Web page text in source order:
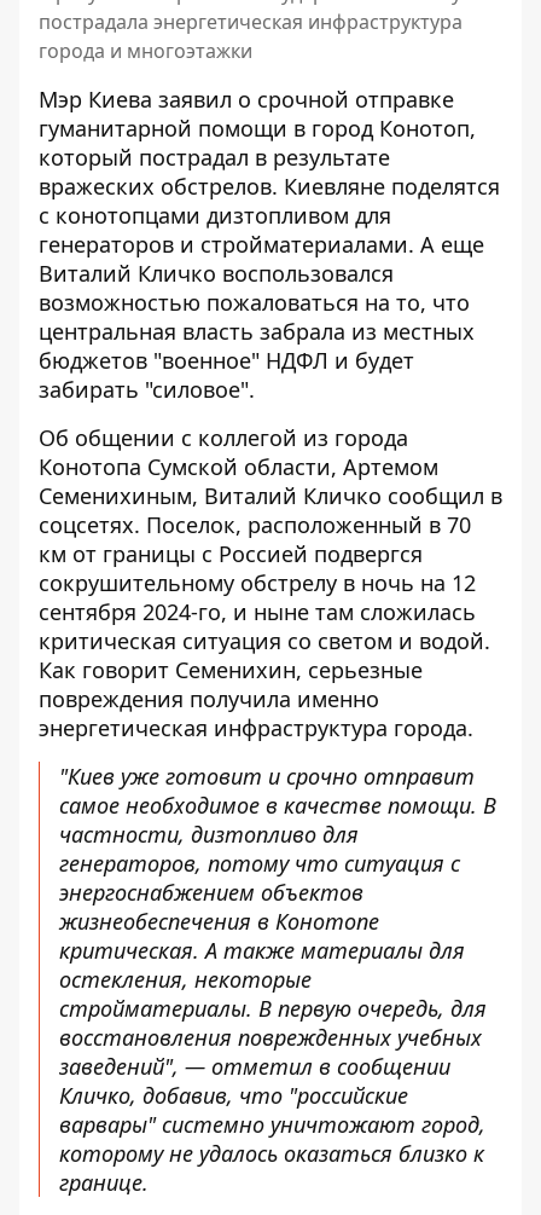
пострадала энергетическая инфраструктура
города и многоэтажки
Мэр Киева заявил о срочной отправке
гуманитарной помощи в город Конотоп,
который пострадал в результате
вражеских обстрелов. Киевляне поделятся
с конотопцами дизтопливом для
генераторов и стройматериалами. А еще
Виталий Кличко воспользовался
возможностью пожаловаться на то, что
центральная власть забрала из местных
бюджетов "военное" НДФЛ и будет
забирать "силовое".
Об общении с коллегой из города
Конотопа Сумской области, Артемом
Семенихиным, Виталий Кличко сообщил в
соцсетях. Поселок, расположенный в 70
км от границы с Россией подвергся
сокрушительному обстрелу в ночь на 12
сентября 2024-го, и ныне там сложилась
критическая ситуация со светом и водой.
Как говорит Семенихин, серьезные
повреждения получила именно
энергетическая инфраструктура города.
"Киев уже готовит и срочно отправит
самое необходимое в качестве помощи. В
частности, дизтопливо для
генераторов, потому что ситуация с
энергоснабжением объектов
жизнеобеспечения в Конотопе
критическая. А также материалы для
остекления, некоторые
стройматериалы. В первую очередь, для
восстановления поврежденных учебных
заведений", — отметил в сообщении
Кличко, добавив, что "российские
варвары" системно уничтожают город,
которому не удалось оказаться близко к
границе.